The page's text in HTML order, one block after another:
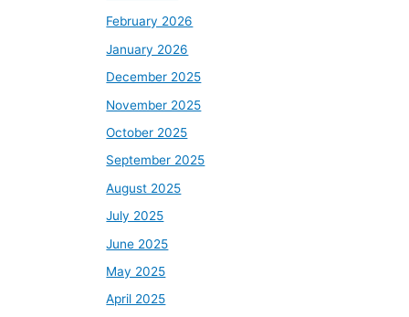
February 2026
January 2026
December 2025
November 2025
October 2025
September 2025
August 2025
July 2025
June 2025
May 2025
April 2025